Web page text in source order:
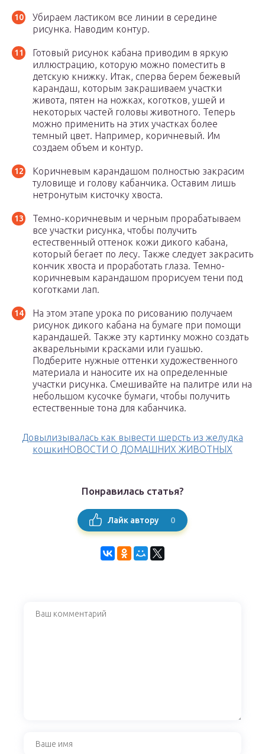
Убираем ластиком все линии в середине
рисунка. Наводим контур.
Готовый рисунок кабана приводим в яркую
иллюстрацию, которую можно поместить в
детскую книжку. Итак, сперва берем бежевый
карандаш, которым закрашиваем участки
живота, пятен на ножках, коготков, ушей и
некоторых частей головы животного. Теперь
можно применить на этих участках более
темный цвет. Например, коричневый. Им
создаем объем и контур.
Коричневым карандашом полностью закрасим
туловище и голову кабанчика. Оставим лишь
нетронутым кисточку хвоста.
Темно-коричневым и черным прорабатываем
все участки рисунка, чтобы получить
естественный оттенок кожи дикого кабана,
который бегает по лесу. Также следует закрасить
кончик хвоста и проработать глаза. Темно-
коричневым карандашом прорисуем тени под
коготками лап.
На этом этапе урока по рисованию получаем
рисунок дикого кабана на бумаге при помощи
карандашей. Также эту картинку можно создать
акварельными красками или гуашью.
Подберите нужные оттенки художественного
материала и наносите их на определенные
участки рисунка. Смешивайте на палитре или на
небольшом кусочке бумаги, чтобы получить
естественные тона для кабанчика.
Довылизывалась как вывести шерсть из желудка
кошкиНОВОСТИ О ДОМАШНИХ ЖИВОТНЫХ
Понравилась статья?
Лайк автору 0